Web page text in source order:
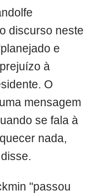
discurso neste
e
à
O
mensagem
se fala à
nada,
"passou